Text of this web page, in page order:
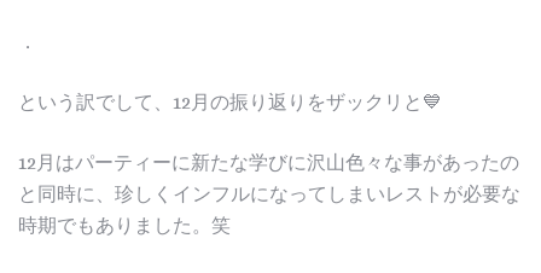
．
という訳でして、12月の振り返りをザックリと💙
12月はパーティーに新たな学びに沢山色々な事があったの
と同時に、珍しくインフルになってしまいレストが必要な
時期でもありました。笑